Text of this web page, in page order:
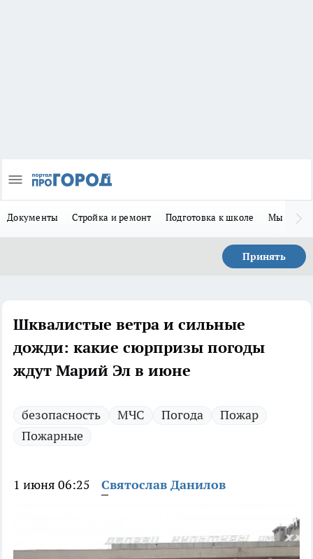
Документы Стройка и ремонт Подготовка к школе Мы в MAX
Принять
Шквалистые ветра и сильные
дожди: какие сюрпризы погоды
ждут Марий Эл в июне
безопасность МЧС Погода
Пожар
Пожарные
1 июня 06:25 Святослав Данилов